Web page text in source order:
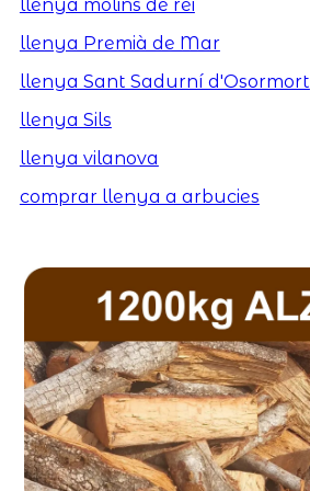
llenya molins de rei
llenya Premià de Mar
llenya Sant Sadurní d'Osormort
llenya Sils
llenya vilanova
comprar llenya a arbucies